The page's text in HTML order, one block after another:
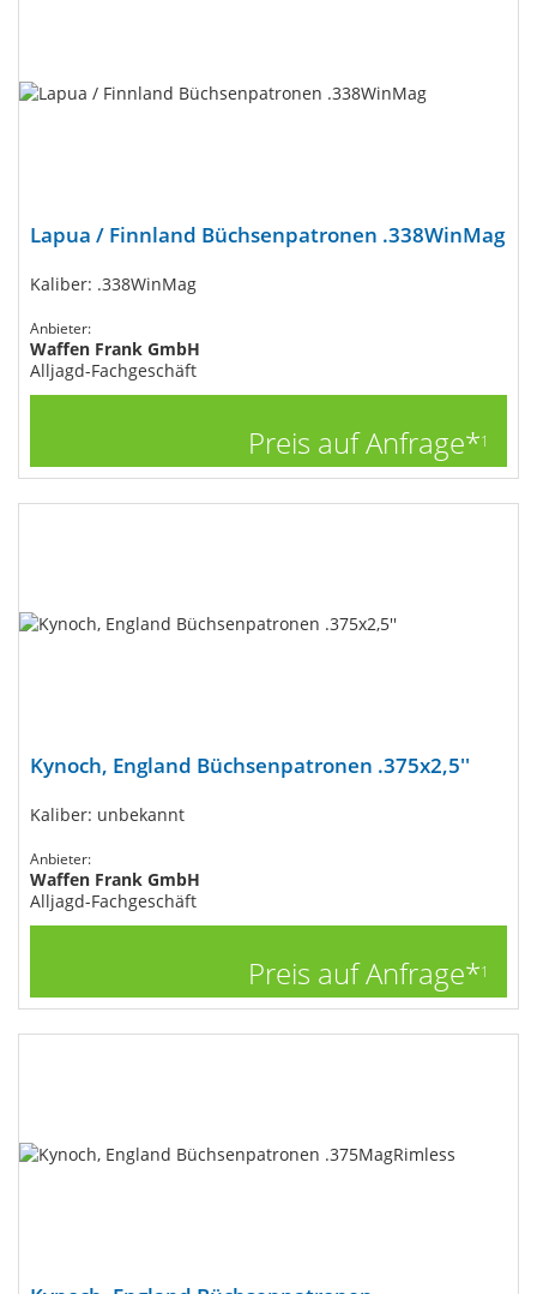
Lapua / Finnland Büchsenpatronen .338WinMag
Kaliber: .338WinMag
Anbieter:
Waffen Frank GmbH
Alljagd-Fachgeschäft
Preis auf Anfrage*1
Kynoch, England Büchsenpatronen .375x2,5''
Kaliber: unbekannt
Anbieter:
Waffen Frank GmbH
Alljagd-Fachgeschäft
Preis auf Anfrage*1